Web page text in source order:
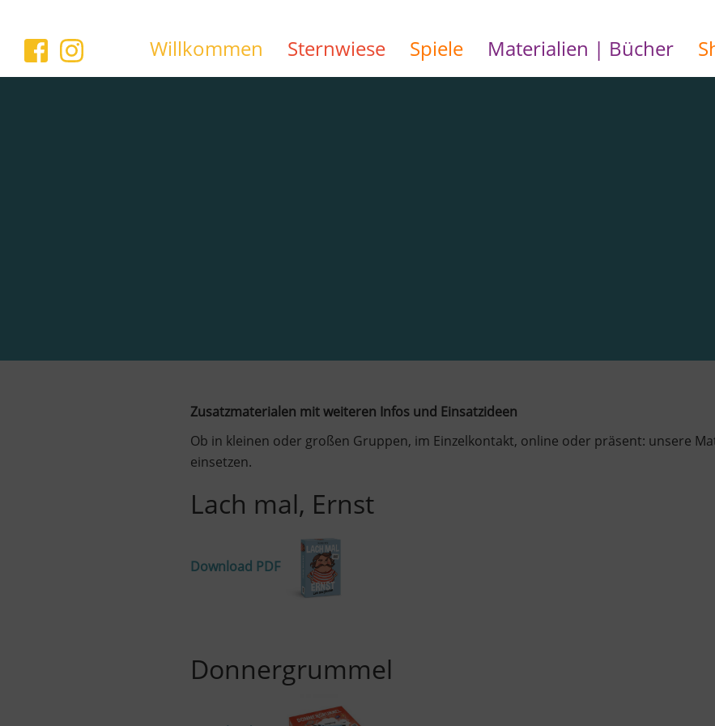
Willkommen Sternwiese Spiele Materialien | Bücher
Zusatzmaterialen mit weiteren Infos und Einsatzideen
Ob in kleinen oder großen Gruppen, im Einzelkontakt, online oder präsent: unsere
einsetzen.
Lach mal, Ernst
Download PDF
Donnergrummel